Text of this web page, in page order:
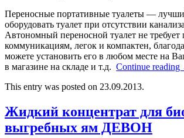
Переносные портативные туалеты —
оборудовать туалет при отсутствии
Автономный переносной туалет не
коммуникациям, легок и компактен,
можете установить его в любом месте на
в магазине на складе и т.д. Continue reading
This entry was posted on 23.09.2013.
Жидкий концентрат для
выгребных ям ДЕВОН